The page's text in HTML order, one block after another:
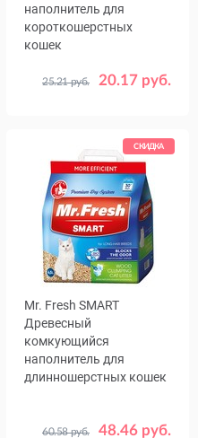
наполнитель для
короткошерстных
кошек
20.17 руб.
25.21 руб.
Объем,
4.5 9 18
СКИДКА
Mr. Fresh SMART
Древесный
комкующийся
наполнитель для
длинношерстных кошек
48.46 руб.
60.58 руб.